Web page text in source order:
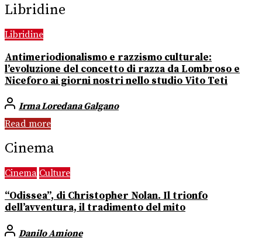
Libridine
Libridine
Antimeriodionalismo e razzismo culturale:
l’evoluzione del concetto di razza da Lombroso e
Niceforo ai giorni nostri nello studio Vito Teti
Irma Loredana Galgano
Read more
Cinema
Cinema Culture
“Odissea”, di Christopher Nolan. Il trionfo
dell’avventura, il tradimento del mito
Danilo Amione